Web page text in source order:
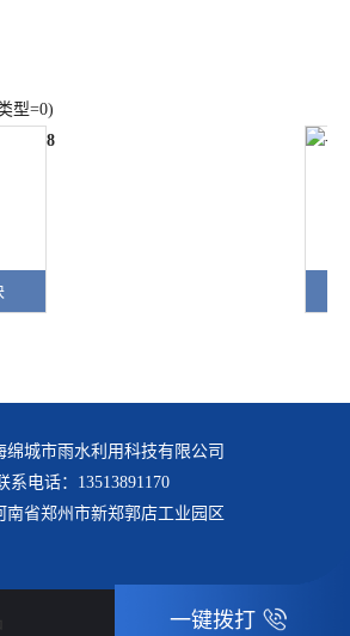
型=0)
8
绵城市雨水利用科技有限公司
系电话：13513891170
南省郑州市新郑郭店工业园区
一键拨打